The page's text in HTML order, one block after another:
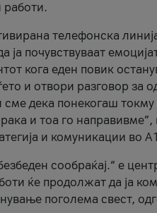
телефонска
ја почувствуваат
кога еден повик
и отвори разговор за
сме дека понекогаш
и тоа го
и комуникации во
сообраќај.“ е
ќе продолжат да ја
поголема свест,